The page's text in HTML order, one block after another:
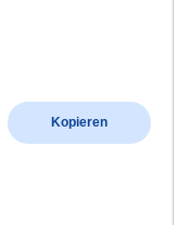
Kopieren